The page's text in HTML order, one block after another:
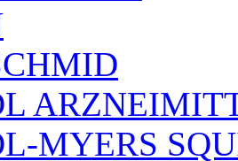
MYERS